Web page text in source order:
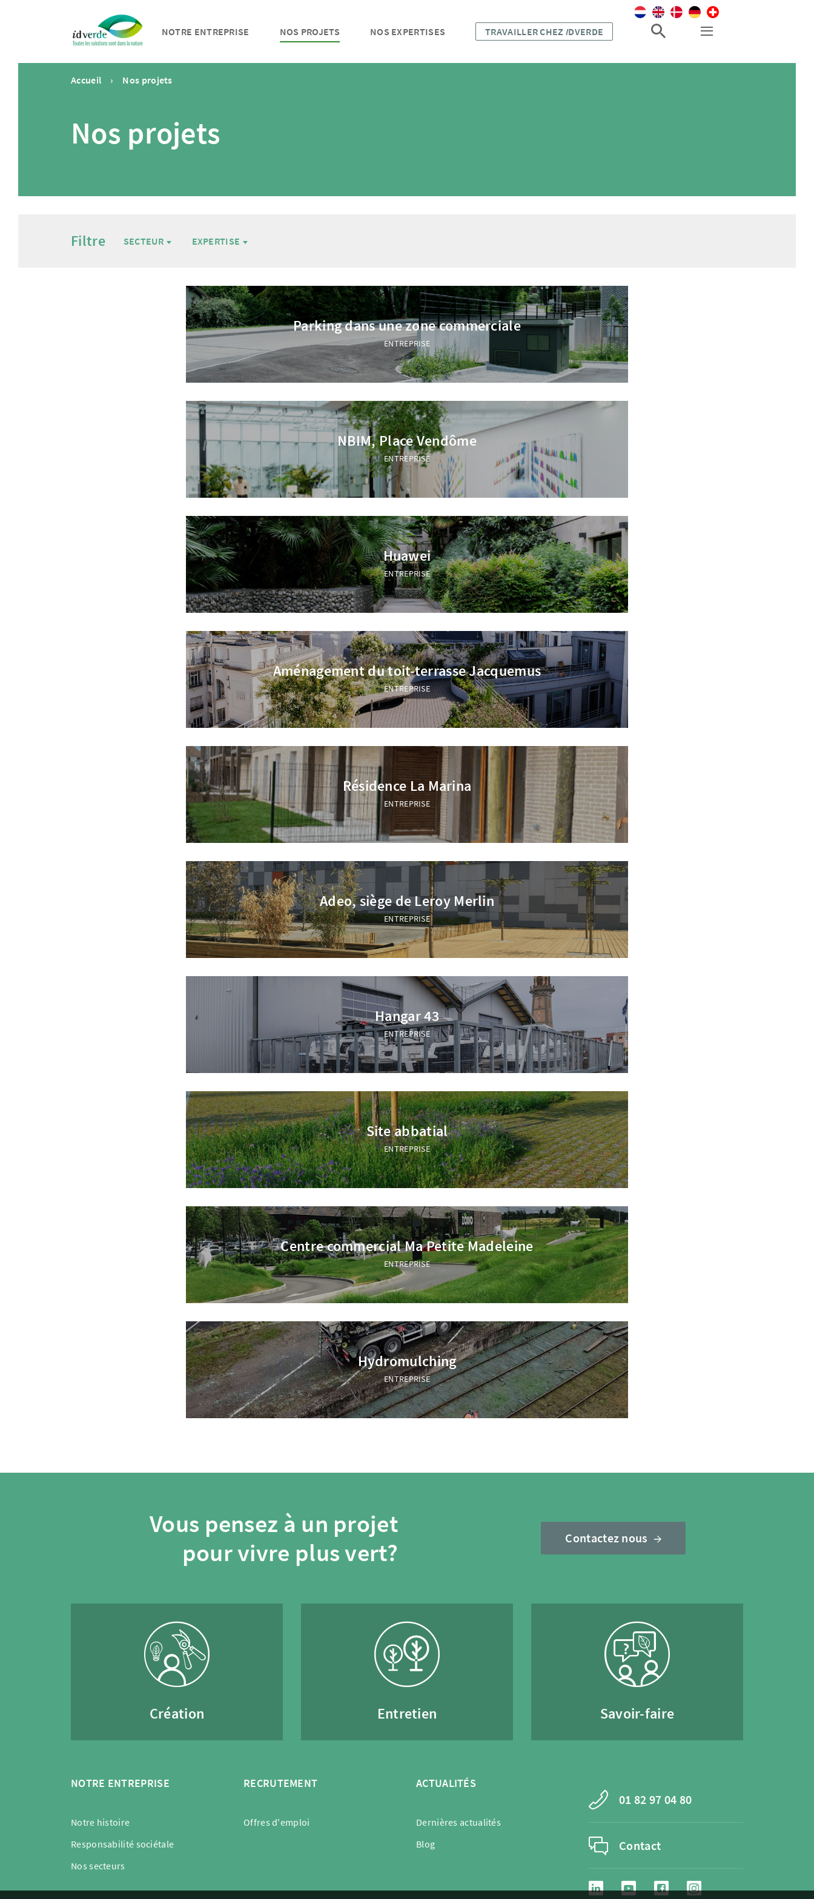
NOTRE ENTREPRISE NOS PROJETS NOS EXPERTISES TRAVAILLER CHEZ IDVERDE
Accueil Nos projets
Nos projets
Filtre SECTEUR EXPERTISE
Parking dans une zone commerciale
ENTREPRISE
NBIM, Place Vendôme
ENTREPRISE
Huawei
ENTREPRISE
Aménagement du toit-terrasse Jacquemus
ENTREPRISE
Résidence La Marina
ENTREPRISE
Adeo, siège de Leroy Merlin
ENTREPRISE
Hangar 43
ENTREPRISE
Site abbatial
ENTREPRISE
Centre commercial Ma Petite Madeleine
ENTREPRISE
Hydromulching
ENTREPRISE
Vous pensez à un projet
pour vivre plus vert?
Contactez nous
Création Entretien Savoir-faire
NOTRE ENTREPRISE
Notre histoire
Responsabilité sociétale
Nos secteurs
RECRUTEMENT
Offres d'emploi
ACTUALITÉS
Dernières actualités
Blog
01 82 97 04 80
Contact